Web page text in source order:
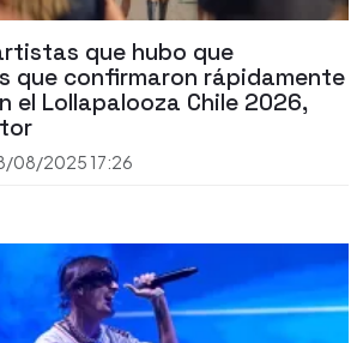
que hubo que
que confirmaron rápidamente
el Lollapalooza Chile 2026,
08/2025 17:26